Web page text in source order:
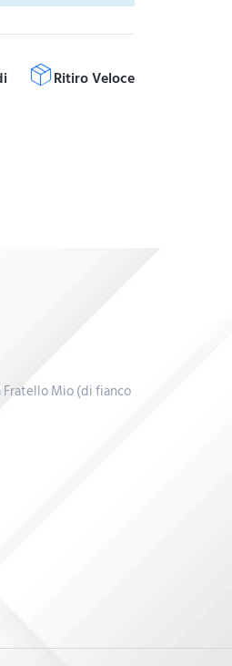
Ritiro Veloce
Fratello Mio (di fianco